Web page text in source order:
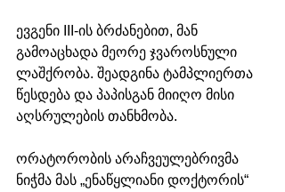
ევგენი III-ის ბრძანებით, მან
გამოაცხადა მეორე ჯვაროსნული
ლაშქრობა. შეადგინა ტამპლიერთა
წესდება და პაპისგან მიიღო მისი
აღსრულების თანხმობა.
ორატორობის არაჩვეულებრივმა
ნიჭმა მას „ენაწყლიანი დოქტორის“